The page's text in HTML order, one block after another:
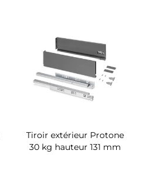
Tiroir extérieur Protone
30 kg hauteur 131 mm